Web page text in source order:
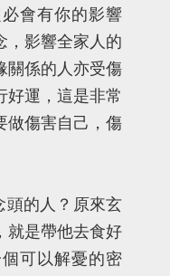
會有你的影響
，影響全家人的
關係的人亦受傷
好運，這是非常
做傷害自己，傷
頭的人？原來玄
就是帶他去食好
可以解憂的密